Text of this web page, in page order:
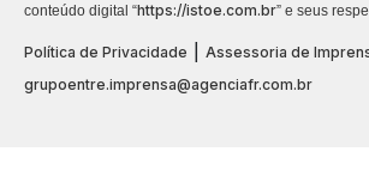
conteúdo digital “https://istoe.com.br” e seus
Política de Privacidade
Assessoria de
grupoentre.imprensa@agenciafr.com.br